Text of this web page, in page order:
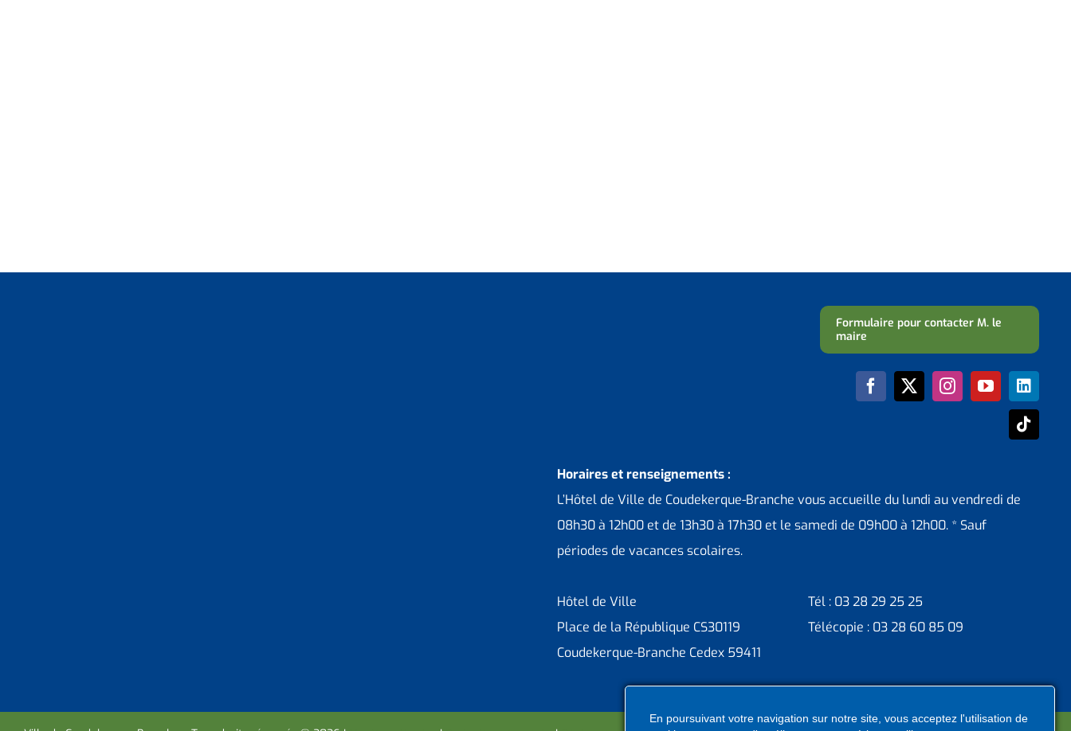
Formulaire pour contacter M. le
maire
Horaires et renseignements :
L’Hôtel de Ville de Coudekerque-Branche vous accueille du lundi au vendredi de
08h30 à 12h00 et de 13h30 à 17h30 et le samedi de 09h00 à 12h00. * Sauf
périodes de vacances scolaires.
Hôtel de Ville
Place de la République CS30119
Coudekerque-Branche Cedex 59411
Tél : 03 28 29 25 25
Télécopie : 03 28 60 85 09
En poursuivant votre navigation sur notre site, vous acceptez l'utilisation de